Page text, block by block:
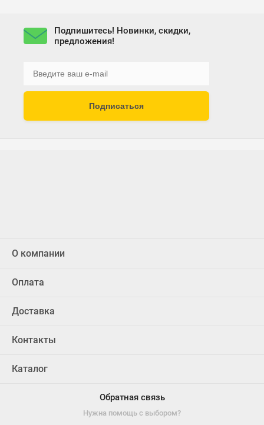
Подпишитесь! Новинки, скидки,
предложения!
Подписаться
О компании
Оплата
Доставка
Контакты
Каталог
Обратная связь
Нужна помощь с выбором?